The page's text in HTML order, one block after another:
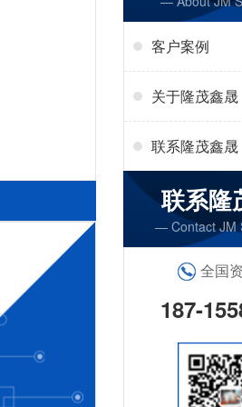
客户案例
关于隆茂鑫晟
联系隆茂鑫晟
联系隆
— Contact JM
全国
187-